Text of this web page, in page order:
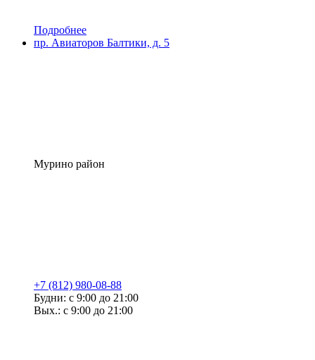
Подробнее
пр. Авиаторов Балтики, д. 5
Мурино район
+7 (812) 980-08-88
Будни: с 9:00 до 21:00
Вых.: с 9:00 до 21:00